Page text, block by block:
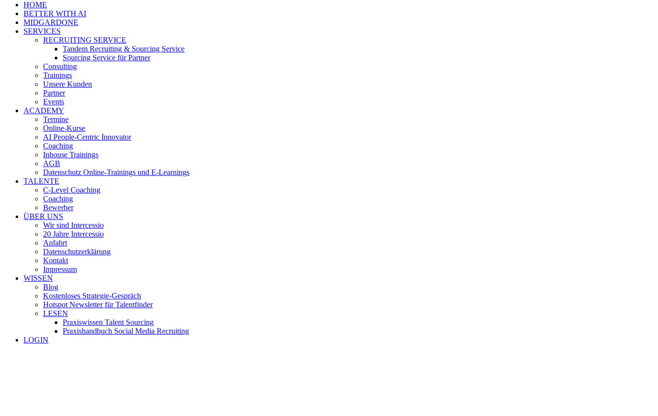
HOME
BETTER WITH AI
MIDGARDONE
SERVICES
RECRUITING SERVICE
Tandem Recruiting & Sourcing Service
Sourcing Service für Partner
Consulting
Trainings
Unsere Kunden
Partner
Events
ACADEMY
Termine
Online-Kurse
AI People-Centric Innovator
Coaching
Inhouse Trainings
AGB
Datenschutz Online-Trainings und E-Learnings
TALENTE
C-Level Coaching
Coaching
Bewerber
ÜBER UNS
Wir sind Intercessio
20 Jahre Intercessio
Anfahrt
Datenschutzerklärung
Kontakt
Impressum
WISSEN
Blog
Kostenloses Strategie-Gespräch
Hotspot Newsletter für Talentfinder
LESEN
Praxiswissen Talent Sourcing
Praxishandbuch Social Media Recruiting
LOGIN